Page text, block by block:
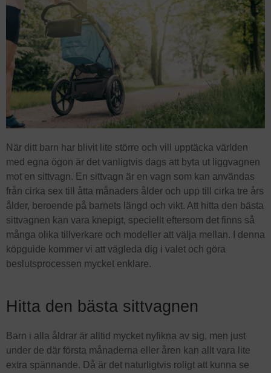
När ditt barn har blivit lite större och vill upptäcka världen
med egna ögon är det vanligtvis dags att byta ut liggvagnen
mot en sittvagn. En sittvagn är en vagn som kan användas
från cirka sex till åtta månaders ålder och upp till cirka tre års
ålder, beroende på barnets längd och vikt. Att hitta den bästa
sittvagnen kan vara knepigt, speciellt eftersom det finns så
många olika tillverkare och modeller att välja mellan. I denna
köpguide kommer vi att vägleda dig i valet och göra
beslutsprocessen mycket enklare.
Hitta den bästa sittvagnen
Barn i alla åldrar är alltid mycket nyfikna av sig, men just
under de där första månaderna eller åren kan allt vara lite
extra spännande. Då är det naturligtvis roligt att kunna se